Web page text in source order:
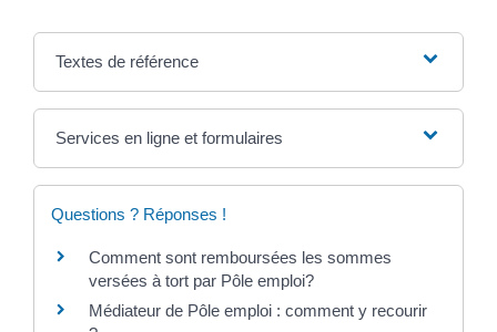
Textes de référence
Services en ligne et formulaires
Questions ? Réponses !
Comment sont remboursées les sommes
versées à tort par Pôle emploi?
Médiateur de Pôle emploi : comment y recourir